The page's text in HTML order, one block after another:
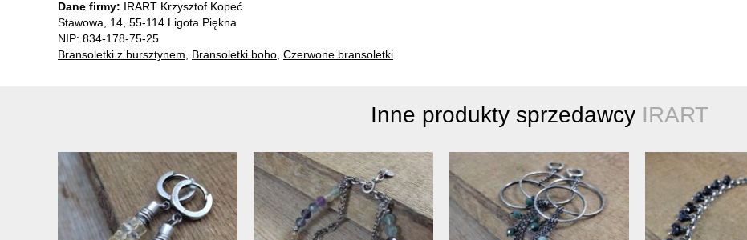
Dane firmy: IRART Krzysztof Kopeć
Stawowa, 14, 55-114 Ligota Piękna
NIP: 834-178-75-25
Bransoletki z bursztynem
Bransoletki boho Czerwone bransoletki
Inne produkty sprzedawcy IRART